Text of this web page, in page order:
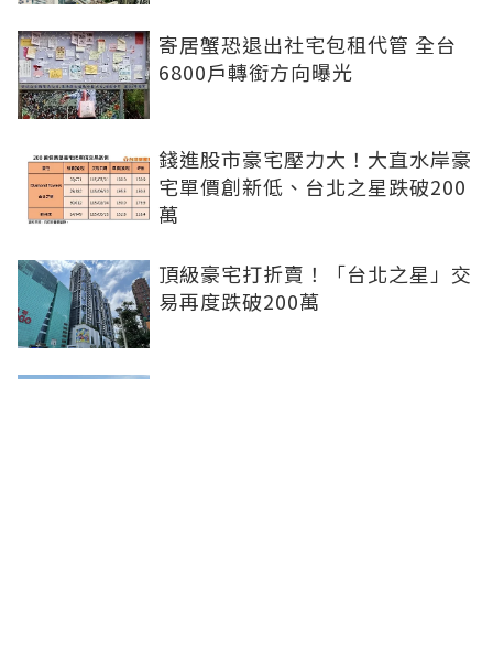
寄居蟹恐退出社宅包租代管 全台
6800戶轉銜方向曝光
錢進股市豪宅壓力大！大直水岸豪
宅單價創新低、台北之星跌破200
萬
頂級豪宅打折賣！「台北之星」交
易再度跌破200萬